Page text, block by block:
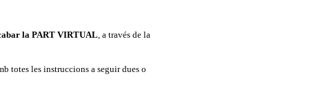
formativa.
i ús del Llibre del
la PART VIRTUAL, a través de la
totes les instruccions a seguir dues o